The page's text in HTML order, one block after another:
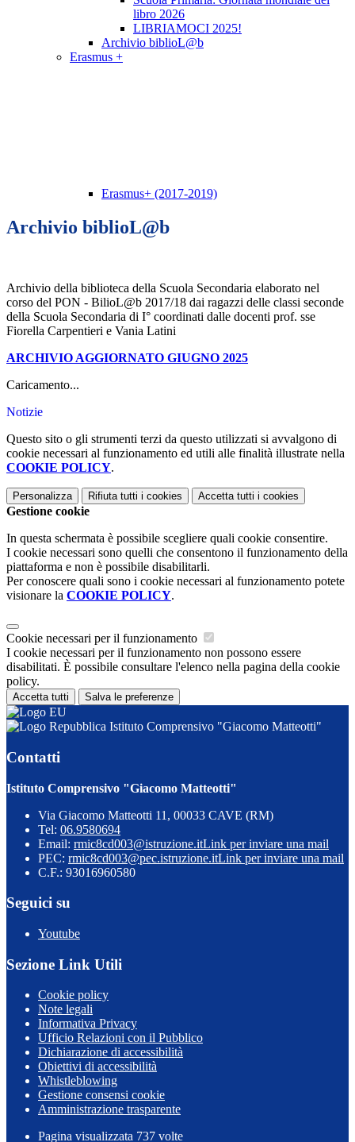
libro 2026
LIBRIAMOCI 2025!
Archivio biblioL@b
Erasmus +
Erasmus+ (2017-2019)
Archivio biblioL@b
Archivio della biblioteca della Scuola Secondaria elaborato nel
corso del PON - BilioL@b 2017/18 dai ragazzi delle classi seconde
della Scuola Secondaria di I° coordinati dalle docenti prof. sse
Fiorella Carpentieri e Vania Latini
ARCHIVIO AGGIORNATO GIUGNO 2025
Caricamento...
Notizie
Questo sito o gli strumenti terzi da questo utilizzati si avvalgono di
cookie necessari al funzionamento ed utili alle finalità illustrate nella
COOKIE POLICY.
Personalizza Rifiuta tutti i cookies Accetta tutti i cookies
Gestione cookie
In questa schermata è possibile scegliere quali cookie consentire.
I cookie necessari sono quelli che consentono il funzionamento della
piattaforma e non è possibile disabilitarli.
Per conoscere quali sono i cookie necessari al funzionamento potete
visionare la COOKIE POLICY.
Cookie necessari per il funzionamento
I cookie necessari per il funzionamento non possono essere
disabilitati. È possibile consultare l'elenco nella pagina della cookie
policy.
Accetta tutti Salva le preferenze
Istituto Comprensivo "Giacomo Matteotti"
Contatti
Istituto Comprensivo "Giacomo Matteotti"
Via Giacomo Matteotti 11, 00033 CAVE (RM)
Tel: 06.9580694
Email: rmic8cd003@istruzione.itLink per inviare una mail
PEC: rmic8cd003@pec.istruzione.itLink per inviare una mail
C.F.: 93016960580
Seguici su
Youtube
Sezione Link Utili
Cookie policy
Note legali
Informativa Privacy
Ufficio Relazioni con il Pubblico
Dichiarazione di accessibilità
Obiettivi di accessibilità
Whistleblowing
Gestione consensi cookie
Amministrazione trasparente
Pagina visualizzata 737 volte